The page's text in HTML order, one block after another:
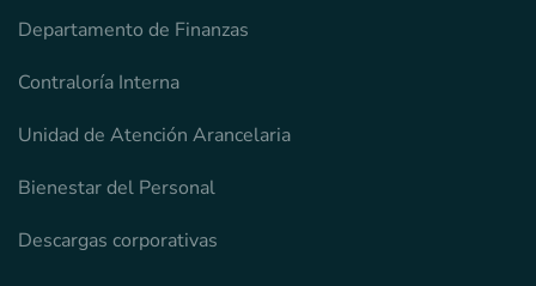
Departamento de Finanzas
Contraloría Interna
Unidad de Atención Arancelaria
Bienestar del Personal
Descargas corporativas